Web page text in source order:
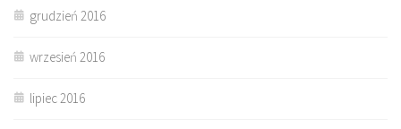
grudzień 2016
wrzesień 2016
lipiec 2016